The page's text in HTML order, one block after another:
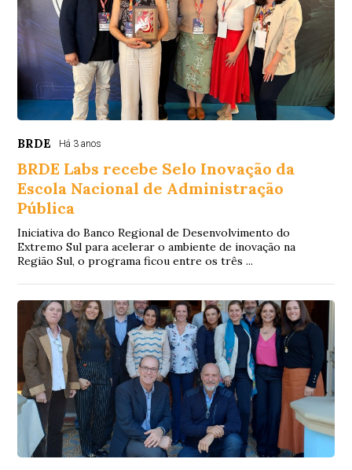
BRDE Há 3 anos
BRDE Labs recebe Selo Inovação da
Escola Nacional de Administração
Pública
Iniciativa do Banco Regional de Desenvolvimento do
Extremo Sul para acelerar o ambiente de inovação na
Região Sul, o programa ficou entre os três ...